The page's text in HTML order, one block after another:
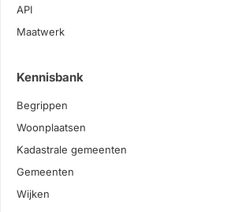
API
Maatwerk
Kennisbank
Begrippen
Woonplaatsen
Kadastrale gemeenten
Gemeenten
Wijken